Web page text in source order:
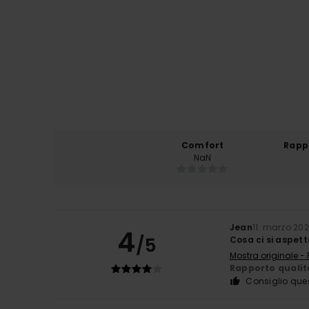
Comfort
NaN
4/5
Jean11. marzo
Cosa ci si
Mostra originale -
Rapporto
Consiglio